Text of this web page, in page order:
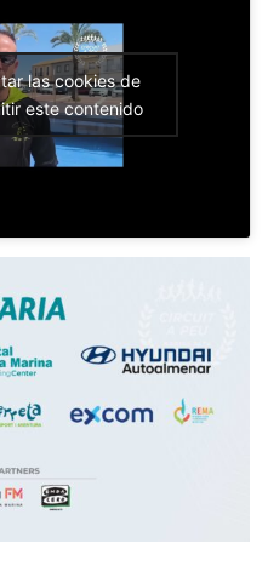
las cookies de
este contenido